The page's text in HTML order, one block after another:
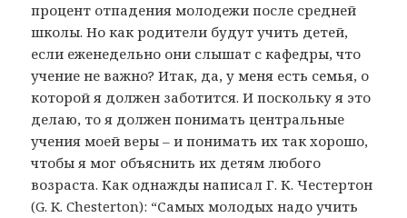
процент отпадения молодежи после средней
школы. Но как родители будут учить детей,
если еженедельно они слышат с кафедры, что
учение не важно? Итак, да, у меня есть семья, о
которой я должен заботится. И поскольку я это
делаю, то я должен понимать центральные
учения моей веры – и понимать их так хорошо,
чтобы я мог объяснить их детям любого
возраста. Как однажды написал Г. К. Честертон
(G. K. Chesterton): “Самых молодых надо учить